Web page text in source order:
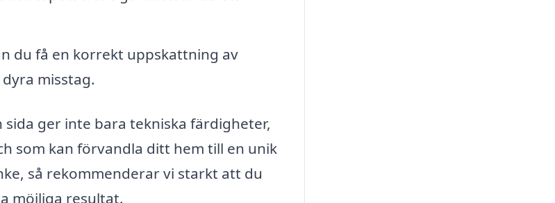
du få en korrekt uppskattning av
misstag.
ger inte bara tekniska färdigheter,
som kan förvandla ditt hem till en unik
så rekommenderar vi starkt att du
möjliga resultat.